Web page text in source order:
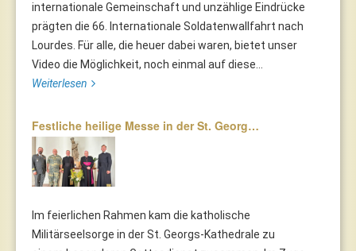
internationale Gemeinschaft und unzählige Eindrücke
prägten die 66. Internationale Soldatenwallfahrt nach
Lourdes. Für alle, die heuer dabei waren, bietet unser
Video die Möglichkeit, noch einmal auf diese...
Weiterlesen
Festliche heilige Messe in der St. Georg…
Im feierlichen Rahmen kam die katholische
Militärseelsorge in der St. Georgs-Kathedrale zu